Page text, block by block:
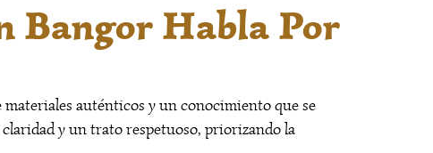
Bangor Habla Por
auténticos y un conocimiento que se
y un trato respetuoso, priorizando la